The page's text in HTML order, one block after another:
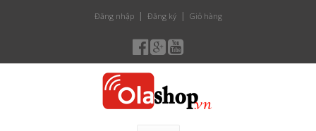
Đăng nhập Đăng ký Giỏ hàng